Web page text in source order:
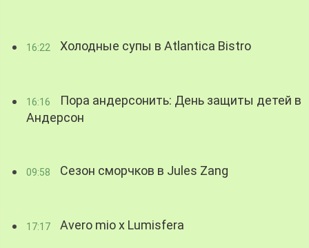
16:22 Холодные супы в Atlantica Bistro
16:16
Пора андерсонить: День защиты детей в
Андерсон
09:58 Сезон сморчков в Jules Zang
17:17 Avero mio x Lumisfera